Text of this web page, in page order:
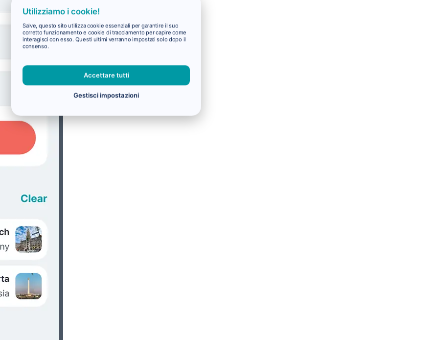
Utilizziamo i cookie!
Salve, questo sito utilizza cookie essenziali per garantire il suo
corretto funzionamento e cookie di tracciamento per capire come
interagisci con esso. Questi ultimi verranno impostati solo dopo il
consenso.
Accettare tutti
Gestisci impostazioni